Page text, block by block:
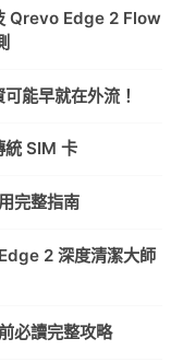
Qrevo Edge 2 Flow
能早就在外流！
統 SIM 卡
完整指南
2 深度清潔大師
必讀完整攻略